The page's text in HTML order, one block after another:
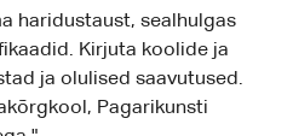
haridustaust, sealhulgas
Kirjuta koolide ja
ja olulised saavutused.
Pagarikunsti